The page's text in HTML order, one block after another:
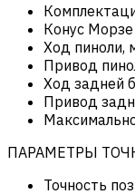
Конус Морзе
Ход пиноли,
Привод
Ход задней
Привод
ПАРАМЕТРЫ
Точность